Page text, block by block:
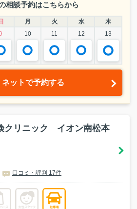
相談予約はこちらから
日 月 火 水
木
10 11 12 13
ネットで予約する
クリニック イオン南松本
口コミ・評判 17件